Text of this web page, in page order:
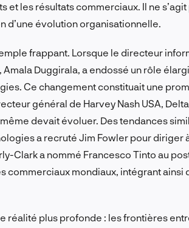
et les résultats commerciaux. Il ne s’agit
d’une évolution organisationnelle.
frappant. Lorsque le directeur
Duggirala, a endossé un rôle
Ce changement constituait une
général de Harvey Nash USA,
devait évoluer. Des tendances
a recruté Jim Fowler pour diriger
Clark a nommé Francesco Tinto au
commerciaux mondiaux, intégrant ainsi
réalité plus profonde : les frontières